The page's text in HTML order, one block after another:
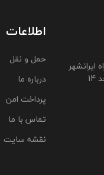
ایرانشهر
اطلاعات
حمل و نقل
درباره ما
پرداخت امن
تماس با ما
نقشه سایت